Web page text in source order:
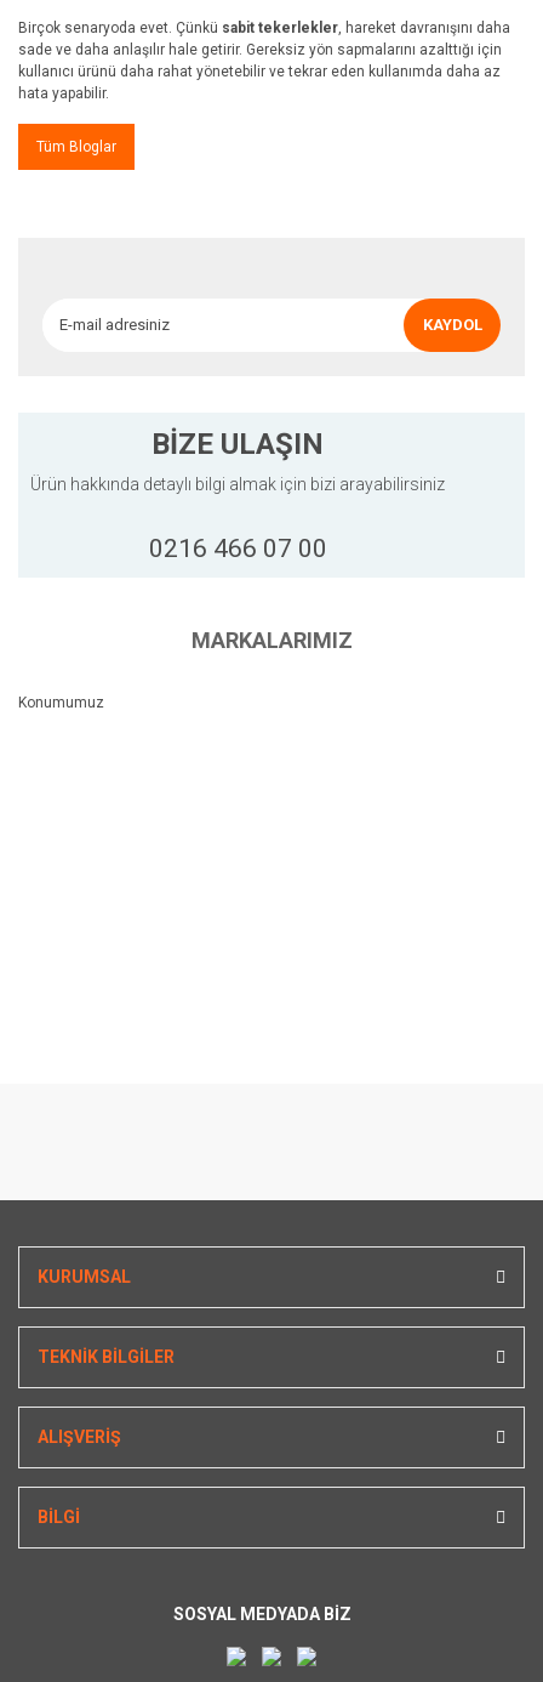
Birçok senaryoda evet. Çünkü sabit tekerlekler, hareket davranışını daha
sade ve daha anlaşılır hale getirir. Gereksiz yön sapmalarını azalttığı için
kullanıcı ürünü daha rahat yönetebilir ve tekrar eden kullanımda daha az
hata yapabilir.
Tüm Bloglar
KAYDOL
BİZE ULAŞIN
Ürün hakkında detaylı bilgi almak için bizi arayabilirsiniz
0216 466 07 00
MARKALARIMIZ
Konumumuz
KURUMSAL
TEKNİK BİLGİLER
ALIŞVERİŞ
BİLGİ
SOSYAL MEDYADA BİZ